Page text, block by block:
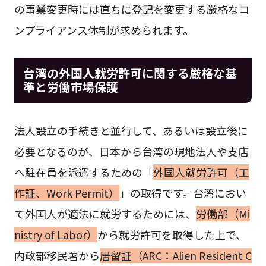
の事業変更時には直ちに登記を変更する厳格なコ
ンプライアンス体制が求められます。
台湾の外国人就労許可に関する厳格な基
準と労働市場保護
法人設立の手続きと並行して、あるいは設立後に
必要となるのが、日本から台湾の現地法人や支店
へ駐在員を派遣するための「外国人就労許可（工
作証、Work Permit） 」の取得です。台湾におい
て外国人が適法に就労するためには、 労働部（Mi
nistry of Labor） から就労許可を取得した上で、
内政部移民署から居留証（ARC：Alien Resident C